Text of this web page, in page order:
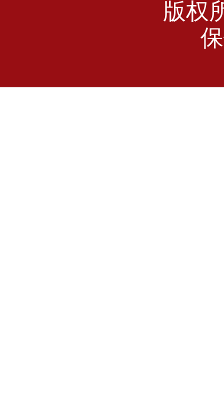
版权